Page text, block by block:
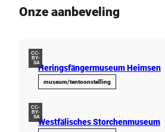
Onze aanbeveling
CC-
BY-
SA
Heringsfängermuseum Heimsen
museum/tentoonstelling
CC-
BY-
SA
Westfälisches Storchenmuseum